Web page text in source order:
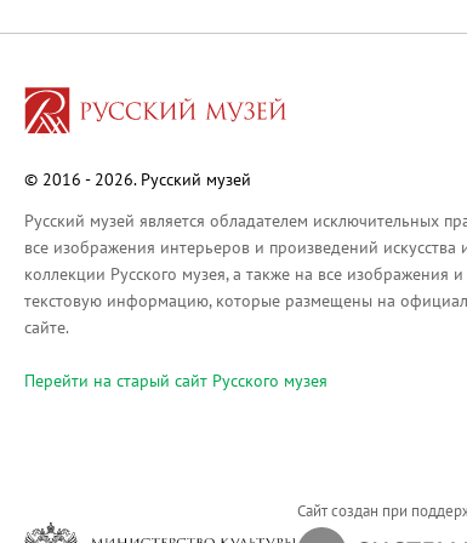
Русское искусство второй
Будущие выставки
Садко
Михаил Нестеров
Архив выставок
Степан Эрьзя – скульптор
© 2016 - 2026. Русский музей
Русский музей является обладателем исключительных
все изображения интерьеров и произведений искусства
коллекции Русского музея, а также на все изображения и
текстовую информацию, которые размещены на
сайте.
Перейти на cтарый сайт Русского музея
Сайт создан при